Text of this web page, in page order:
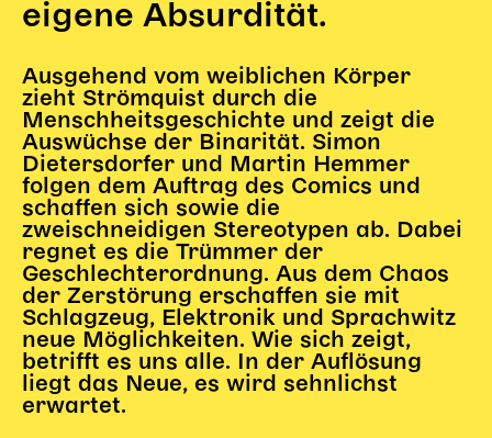
Gl!tch4
House of Hybrid Rebels
HAUS
Über Uns
Unser Blog
Team
Künstler*innen 2025/26
Bühnen + Studios
Leitlinien
Kulturpatenschaft
Partner*innen
eigene Absurdität.
Ausgehend vom weiblichen Körper
zieht Strömquist durch die
Menschheitsgeschichte und zeigt die
Auswüchse der Binarität. Simon
Dietersdorfer und Martin Hemmer
folgen dem Auftrag des Comics und
schaffen sich sowie die
zweischneidigen Stereotypen ab. Dabei
regnet es die Trümmer der
Geschlechterordnung. Aus dem Chaos
der Zerstörung erschaffen sie mit
Schlagzeug, Elektronik und Sprachwitz
neue Möglichkeiten. Wie sich zeigt,
betrifft es uns alle. In der Auflösung
liegt das Neue, es wird sehnlichst
erwartet.